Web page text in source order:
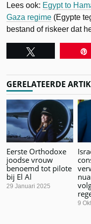
Lees ook: Egypt to
Gaza regime (Egypte
bestand of riskeer dat
GERELATEERDE
Eerste Orthodoxe
joodse vrouw
benoemd tot pilote
bij El Al
29 Januari 2025
9